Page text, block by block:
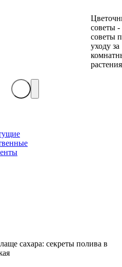
советы -
советы
уходу за
сахара: секреты полива в